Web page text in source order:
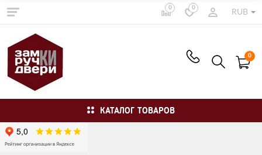
0 0
RUB
0
КАТАЛОГ ТОВАРОВ